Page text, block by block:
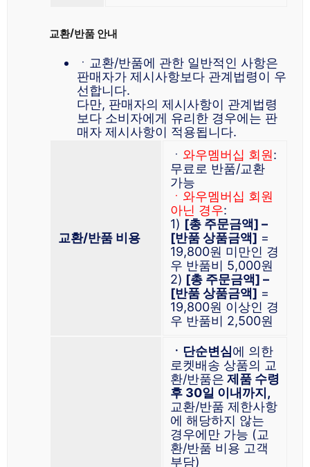
교환/반품 안내
ㆍ교환/반품에 관한 일반적인 사항은
판매자가 제시사항보다 관계법령이 우
선합니다.
다만, 판매자의 제시사항이 관계법령
보다 소비자에게 유리한 경우에는 판
매자 제시사항이 적용됩니다.
교환/반품 비용
ㆍ 와우멤버십 회원:
무료로 반품/교환
가능
ㆍ와우멤버십 회원
아닌 경우:
1) [총 주문금액] –
[반품 상품금액] =
19,800원 미만인 경
우 반품비 5,000원
2) [총 주문금액] –
[반품 상품금액] =
19,800원 이상인 경
우 반품비 2,500원
ㆍ단순변심에 의한
로켓배송 상품의 교
환/반품은 제품 수령
후 30일 이내까지,
교환/반품 제한사항
에 해당하지 않는
경우에만 가능 (교
환/반품 비용 고객
부담)